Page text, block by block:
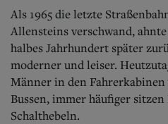
Wer
Berlin-
Danzig und
Als 1965 die letzte
Allensteins verschwand,
halbes Jahrhundert später
moderner und leiser.
Männer in den
Bussen, immer häufiger sitzen
Schalthebeln.